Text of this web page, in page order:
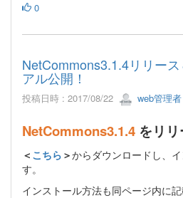
0
NetCommons3.1.4リリー
アル公開！
投稿日時 : 2017/08/22 web管理者
NetCommons3.1.4 をリ
＜ こちら ＞からダウンロードし、
す。
インストール方法も同ページ内に